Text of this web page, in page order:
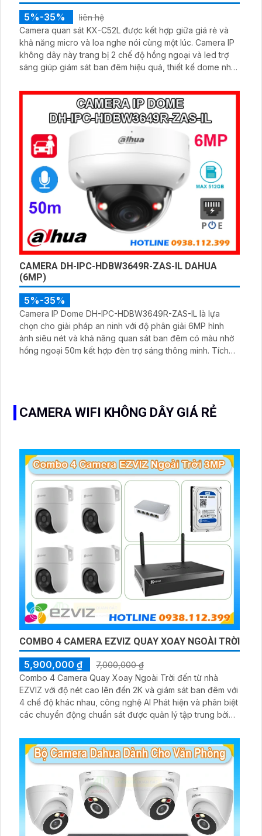
5%-35%
liên hệ
Camera quan sát KX-C52L được kết hợp giữa giá rẻ và
khả năng micro và loa nghe nói cùng một lúc. Camera IP
không dây này trang bị 2 chế độ hồng ngoại và led trợ
sáng giúp giám sát ban đêm hiệu quả, thiết kế dome nhỏ
CAMERA DH-IPC-HDBW3649R-ZAS-IL DAHUA
(6MP)
5%-35%
Camera IP Dome DH-IPC-HDBW3649R-ZAS-IL là lựa
chọn cho giải pháp an ninh với độ phân giải 6MP hình
ảnh siêu nét và khả năng quan sát ban đêm có màu nhờ
hồng ngoại 50m kết hợp đèn trợ sáng thông minh. Tích
CAMERA WIFI KHÔNG DÂY GIÁ RẺ
COMBO 4 CAMERA EZVIZ QUAY XOAY NGOÀI TRỜI
5,900,000 ₫
7,000,000 ₫
Combo 4 Camera Quay Xoay Ngoài Trời đến từ nhà
EZVIZ với độ nét cao lên đến 2K và giám sát ban đêm với
4 chế độ khác nhau, công nghệ AI Phát hiện và phân biệt
các chuyển động chuẩn sát được quản lý tập trung bởi